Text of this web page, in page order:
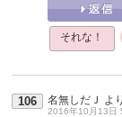
それな！
106 名無しだＪ より
2016年10月13日